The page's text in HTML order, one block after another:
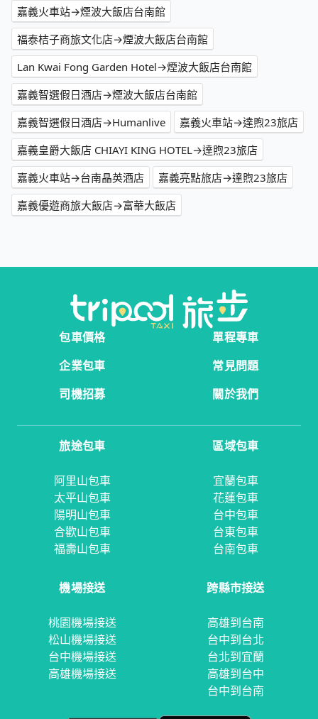
嘉義火車站→煙波大飯店台南館
福泰桔子商旅文化店→煙波大飯店台南館
Lan Kwai Fong Garden Hotel→煙波大飯店台南館
嘉義智選假日酒店→煙波大飯店台南館
嘉義智選假日酒店→Humanlive
嘉義火車站→達煦23旅店
嘉義皇爵大飯店 CHIAYI KING HOTEL→達煦23旅店
嘉義火車站→台南晶英酒店
嘉義亮點旅店→達煦23旅店
嘉義優遊商旅大飯店→富華大飯店
包車價格
單程專車
企業包車
常見問題
司機招募
關於我們
旅途包車
阿里山包車
太平山包車
陽明山包車
合歡山包車
福壽山包車
區域包車
宜蘭包車
花蓮包車
台中包車
台東包車
台南包車
機場接送
桃園機場接送
松山機場接送
台中機場接送
高雄機場接送
跨縣市接送
高雄到台南
台中到台北
台北到宜蘭
高雄到台中
台中到台南